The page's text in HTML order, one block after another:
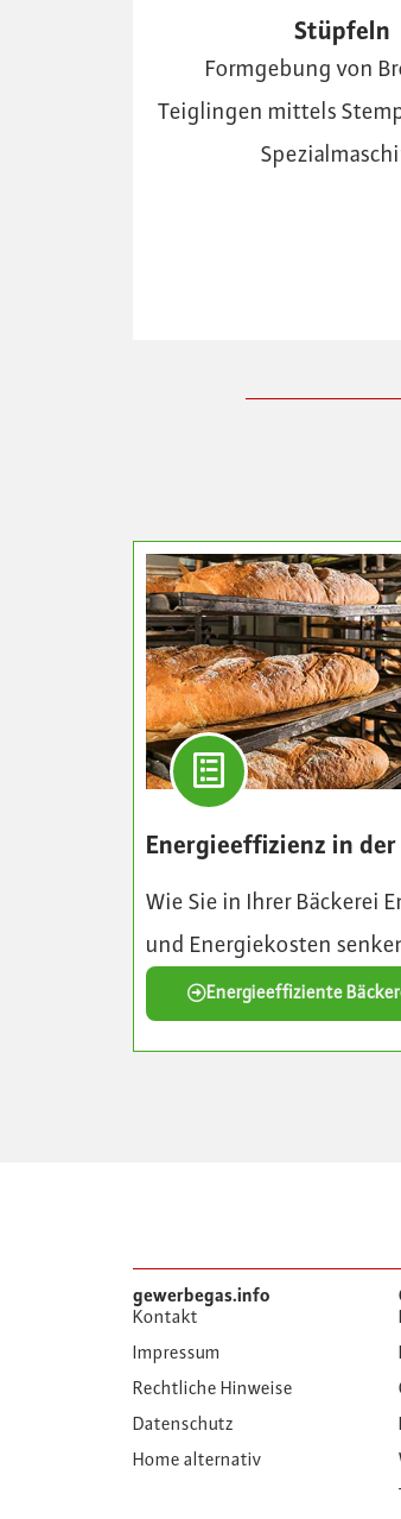
Stüpfeln
Formgebung von
Teiglingen mittels
Energieeffizienz in der
Wie Sie in Ihrer Bäckerei
und Energiekosten
Energieeffiziente
gewerbegas.info
Kontakt
Impressum
Rechtliche Hinweise
Datenschutz
Home alternativ